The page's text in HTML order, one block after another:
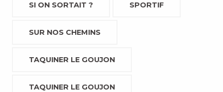
SI ON SORTAIT ? SPORTIF
SUR NOS CHEMINS
TAQUINER LE GOUJON
TAQUINER LE GOUJON